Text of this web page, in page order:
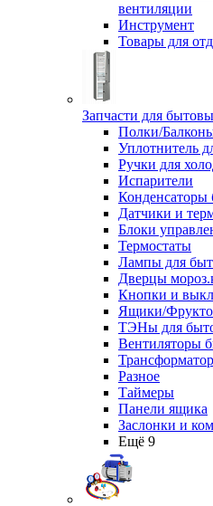
вентиляции
Инструмент
Товары для
Запчасти для
Полки/
Уплотнитель
Ручки для
Испарители
Конденсаторы
Датчики и
Блоки
Термостаты
Лампы для
Дверцы
Кнопки и
Ящики/
ТЭНы для
Вентиляторы
Разное
Таймеры
Панели ящика
Заслонки и
Ещё 9